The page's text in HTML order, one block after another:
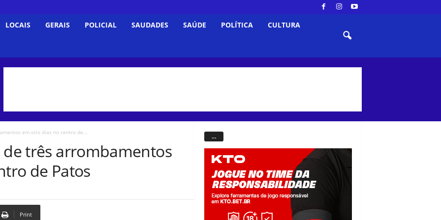
LOCAIS GERAIS POLICIAL SAUDADES SAÚDE POLÍTICA CULTURA
em oito dias no centro de...
de três arrombamentos
de Patos
Print
…